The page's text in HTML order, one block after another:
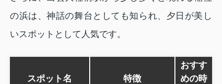
の浜は、神話の舞台としても知られ、夕日が美し
いスポットとして人気です。
スポット名 特徴
おすす
めの時